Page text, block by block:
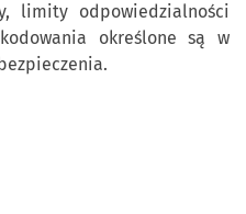
limity odpowiedzialności
określone są w